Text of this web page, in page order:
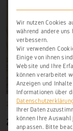
22. September 1350
ZAHLBACH
Wir nutzen Cookies
während andere uns
verbessern.
Wir verwenden
Einige von ihnen
Website und Ihre
können verarbeitet
Anzeigen und
Informationen über
Ihrer Daten
können Ihre
anpassen. Bitte